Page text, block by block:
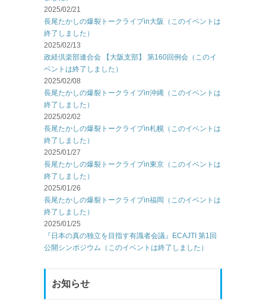
2025/02/21
長尾たかしの爆裂トークライブin大阪（このイベントは
終了しました）
2025/02/13
政経倶楽部連合会 【大阪支部】 第160回例会（このイ
ベントは終了しました）
2025/02/08
長尾たかしの爆裂トークライブin沖縄（このイベントは
終了しました）
2025/02/02
長尾たかしの爆裂トークライブin札幌（このイベントは
終了しました）
2025/01/27
長尾たかしの爆裂トークライブin東京（このイベントは
終了しました）
2025/01/26
長尾たかしの爆裂トークライブin福岡（このイベントは
終了しました）
2025/01/25
『日本の真の独立を目指す有識者会議』ECAJTI 第1回
公開シンポジウム（このイベントは終了しました）
お知らせ